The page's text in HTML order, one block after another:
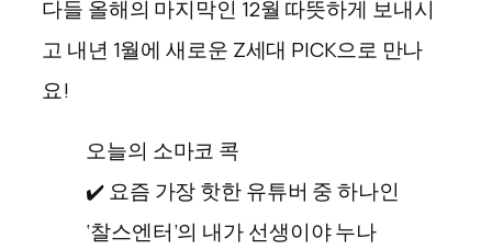
다들 올해의 마지막인 12월 따뜻하게 보내시
고 내년 1월에 새로운 Z세대 PICK으로 만나
요!
오늘의 소마코 콕
✔️ 요즘 가장 핫한 유튜버 중 하나인
‘찰스엔터’의 내가 선생이야 누나